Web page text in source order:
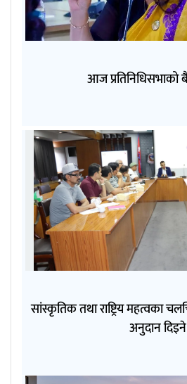
आज
सांस्कृतिक तथा राष्ट्रिय महत्वका
अनुदान दिइने